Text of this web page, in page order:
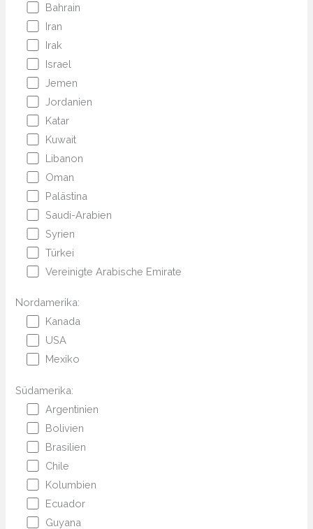
Bahrain
Iran
Irak
Israel
Jemen
Jordanien
Katar
Kuwait
Libanon
Oman
Palästina
Saudi-Arabien
Syrien
Türkei
Vereinigte Arabische Emirate
Nordamerika:
Kanada
USA
Mexiko
Südamerika:
Argentinien
Bolivien
Brasilien
Chile
Kolumbien
Ecuador
Guyana